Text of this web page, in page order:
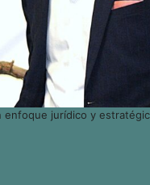
enfoque jurídico y